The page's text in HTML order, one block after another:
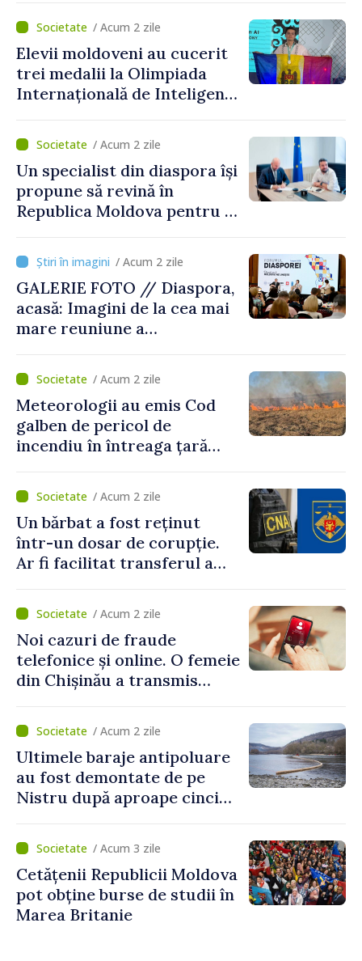
desfășoară lucrări de
reparație / Acum 2 zile
Elevii moldoveni au cucerit
trei medalii la Olimpiada
Internațională de Inteligență
/ Acum 2 zile
Un specialist din diaspora își
propune să revină în
Republica Moldova pentru a
registrului naval național
/ Acum 2 zile
GALERIE FOTO // Diaspora,
acasă: Imagini de la cea mai
mare reuniune a
hotare
/ Acum 2 zile
Meteorologii au emis Cod
galben de pericol de
incendiu în întreaga țară
/ Acum 2 zile
Un bărbat a fost reținut
într-un dosar de corupție.
Ar fi facilitat transferul a
portofele electronice
/ Acum 2 zile
Noi cazuri de fraude
telefonice și online. O femeie
din Chișinău a transmis
/ Acum 2 zile
Ultimele baraje antipoluare
au fost demontate de pe
Nistru după aproape cinci
/ Acum 3 zile
Cetățenii Republicii Moldova
pot obține burse de studii în
Marea Britanie